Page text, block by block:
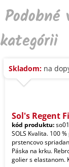
kategórii
Skladom: na
Sol's Regent
kód produktu:
SOLS Kvalita. 100
prstencovo
Páska na krku.
golier s elastanom.